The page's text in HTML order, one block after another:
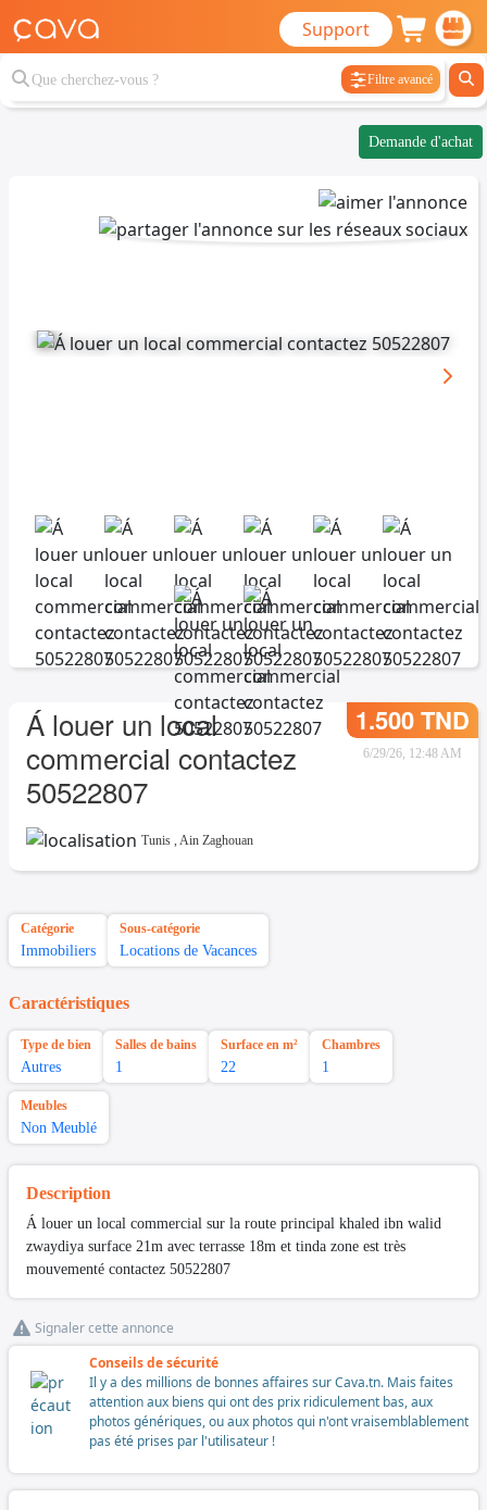
Support
Filtre avancé
Demande d'achat
Á louer un local
commercial contactez
50522807
1.500 TND
6/29/26, 12:48 AM
Tunis , Ain Zaghouan
Catégorie
Immobiliers
Sous-catégorie
Locations de Vacances
Caractéristiques
Type de bien
Autres
Salles de bains
1
Surface en m²
22
Chambres
1
Meubles
Non Meublé
Description
Á louer un local commercial sur la route principal khaled ibn walid
zwaydiya surface 21m avec terrasse 18m et tinda zone est très
mouvementé contactez 50522807
Signaler cette annonce
Conseils de sécurité
Il y a des millions de bonnes affaires sur Cava.tn. Mais faites
attention aux biens qui ont des prix ridiculement bas, aux
photos génériques, ou aux photos qui n'ont vraisemblablement
pas été prises par l'utilisateur !